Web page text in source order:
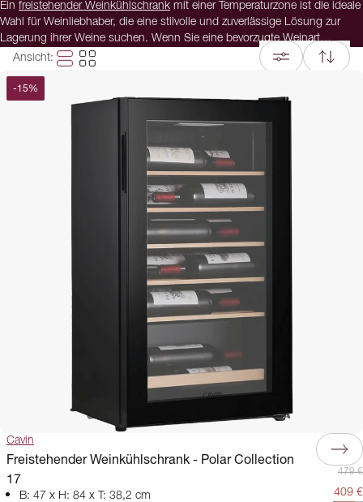
Ein freistehender Weinkühlschrank mit einer Temperaturzone ist die ideale
Wahl für Weinliebhaber, die eine stilvolle und zuverlässige Lösung zur
Lagerung ihrer Weine suchen. Wenn Sie eine bevorzugte Weinart
genießen – sei es Rotwein, Weißwein oder Champagner – sorgt eine
gleichmäßige Temperaturzone dafür, dass Ihre Flaschen stets perfekt
temperiert sind. Ein 1-Zonen-Weinkühlschrank bietet eine unkomplizierte
Möglichkeit, Ihre Lieblingsweine optimal aufzubewahren und jederzeit in
bester Trinktemperatur zu servieren.
Falls Sie hingegen verschiedene Weinsorten wie Rot- und Weißwein
gleichzeitig lagern möchten, ist ein Weinkühlschrank mit zwei
Temperaturzonen die bessere Wahl. Diese Modelle erlauben es,
unterschiedliche Temperaturbereiche einzustellen, sodass jede Weinart
unter optimalen Bedingungen gekühlt wird. So genießen Sie sowohl
kräftige Rotweine als auch frische Weißweine jederzeit in der idealen
Serviertemperatur.
Ansicht:
-15%
Cavin
Freistehender Weinkühlschrank - Polar Collection
17
B: 47 x H: 84 x T: 38,2 cm
479 €
409 €